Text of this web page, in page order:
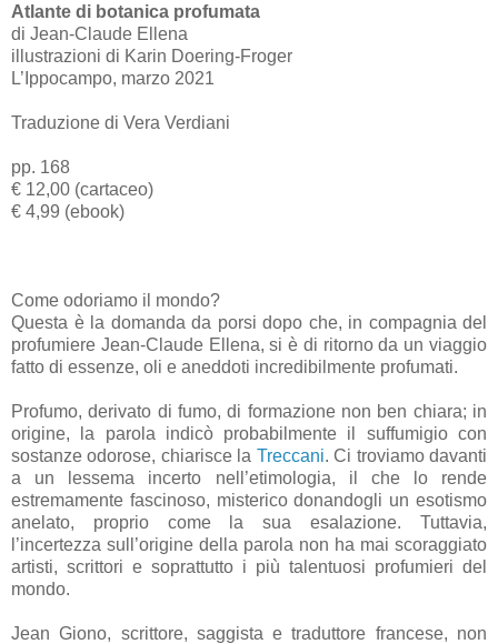
Atlante di botanica profumata
di Jean-Claude Ellena
illustrazioni di Karin Doering-Froger
L’Ippocampo, marzo 2021
Traduzione di Vera Verdiani
pp. 168
€ 12,00 (cartaceo)
€ 4,99 (ebook)
Come odoriamo il mondo?
Questa è la domanda da porsi dopo che, in compagnia del
profumiere Jean-Claude Ellena, si è di ritorno da un viaggio
fatto di essenze, oli e aneddoti incredibilmente profumati.
Profumo, derivato di fumo, di formazione non ben chiara; in
origine, la parola indicò probabilmente il suffumigio con
sostanze odorose, chiarisce la Treccani. Ci troviamo davanti
a un lessema incerto nell’etimologia, il che lo rende
estremamente fascinoso, misterico donandogli un esotismo
anelato, proprio come la sua esalazione. Tuttavia,
l’incertezza sull’origine della parola non ha mai scoraggiato
artisti, scrittori e soprattutto i più talentuosi profumieri del
mondo.
Jean Giono, scrittore, saggista e traduttore francese, non